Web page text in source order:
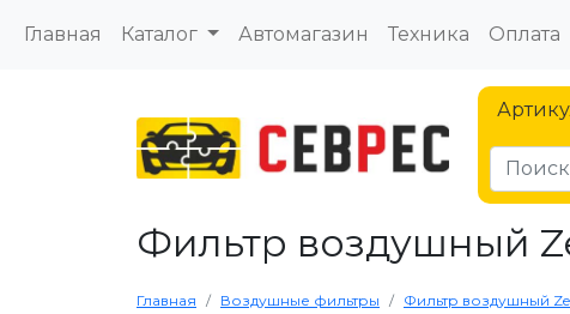
Главная Каталог Автомагазин Техника Оплата
Фильтр воздушный
Главная Воздушные фильтры Фильтр воздушный